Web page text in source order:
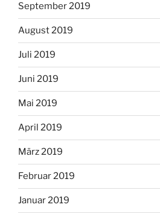
September 2019
August 2019
Juli 2019
Juni 2019
Mai 2019
April 2019
März 2019
Februar 2019
Januar 2019